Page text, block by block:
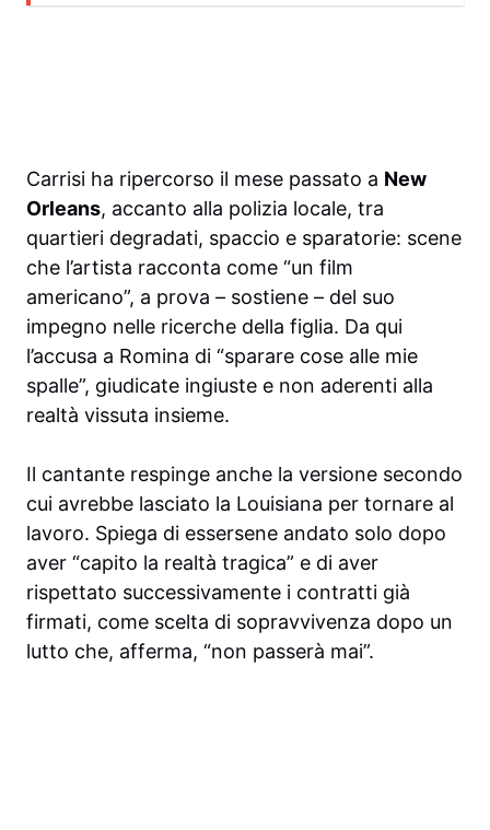
Carrisi ha ripercorso il mese passato a New
Orleans, accanto alla polizia locale, tra
quartieri degradati, spaccio e sparatorie: scene
che l’artista racconta come “un film
americano”, a prova – sostiene – del suo
impegno nelle ricerche della figlia. Da qui
l’accusa a Romina di “sparare cose alle mie
spalle”, giudicate ingiuste e non aderenti alla
realtà vissuta insieme.
Il cantante respinge anche la versione secondo
cui avrebbe lasciato la Louisiana per tornare al
lavoro. Spiega di essersene andato solo dopo
aver “capito la realtà tragica” e di aver
rispettato successivamente i contratti già
firmati, come scelta di sopravvivenza dopo un
lutto che, afferma, “non passerà mai”.